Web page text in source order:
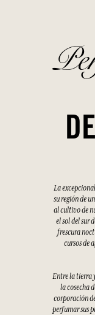
La
su región de
al cultivo de
el sol del sur
frescura
cursos de
Entre la tierra
la cosecha
corporación
perfumar sus